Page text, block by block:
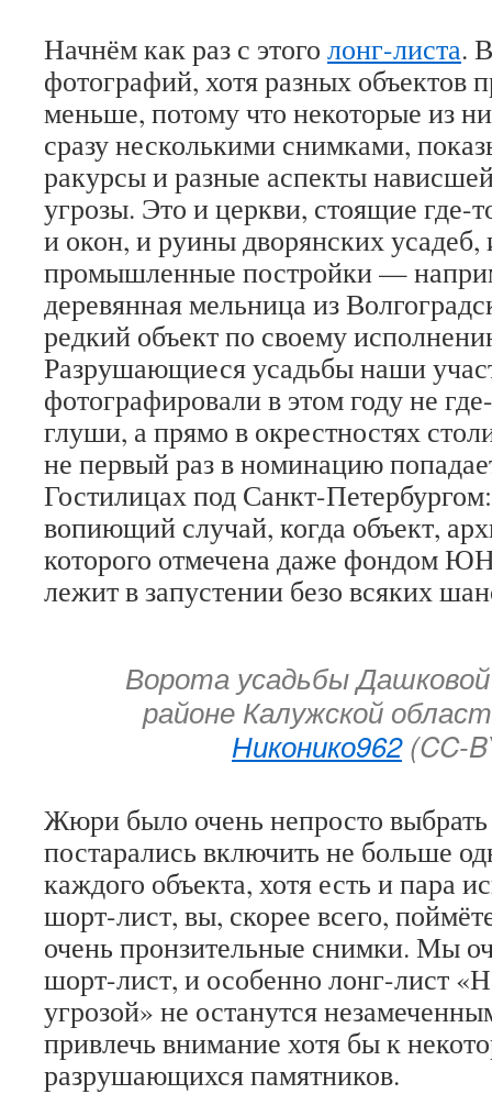
Начнём как раз с этого лонг-листа.
фотографий, хотя разных объектов
меньше, потому что некоторые из
сразу несколькими снимками,
ракурсы и разные аспекты
угрозы. Это и церкви, стоящие где-
и окон, и руины дворянских усадеб,
промышленные постройки —
деревянная мельница из
редкий объект по своему
Разрушающиеся усадьбы наши
фотографировали в этом году не
глуши, а прямо в окрестностях
не первый раз в номинацию
Гостилицах под Санкт-
вопиющий случай, когда объект,
которого отмечена даже фондом
лежит в запустении безо всяких
Ворота усадьбы
районе Калужской
Никонико962(CC-
Жюри было очень непросто
постарались включить не больше
каждого объекта, хотя есть и пара
шорт-лист, вы, скорее всего,
очень пронзительные снимки. Мы
шорт-лист, и особенно лонг-лист
угрозой» не останутся
привлечь внимание хотя бы к
разрушающихся памятников.